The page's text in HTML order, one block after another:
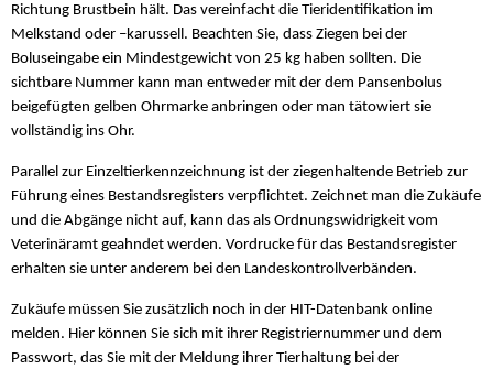
Richtung Brustbein hält. Das vereinfacht die Tieridentifikation im
Melkstand oder –karussell. Beachten Sie, dass Ziegen bei der
Boluseingabe ein Mindestgewicht von 25 kg haben sollten. Die
sichtbare Nummer kann man entweder mit der dem Pansenbolus
beigefügten gelben Ohrmarke anbringen oder man tätowiert sie
vollständig ins Ohr.
Parallel zur Einzeltierkennzeichnung ist der ziegenhaltende Betrieb zur
Führung eines Bestandsregisters verpflichtet. Zeichnet man die Zukäufe
und die Abgänge nicht auf, kann das als Ordnungswidrigkeit vom
Veterinäramt geahndet werden. Vordrucke für das Bestandsregister
erhalten sie unter anderem bei den Landeskontrollverbänden.
Zukäufe müssen Sie zusätzlich noch in der HIT-Datenbank online
melden. Hier können Sie sich mit ihrer Registriernummer und dem
Passwort, das Sie mit der Meldung ihrer Tierhaltung bei der